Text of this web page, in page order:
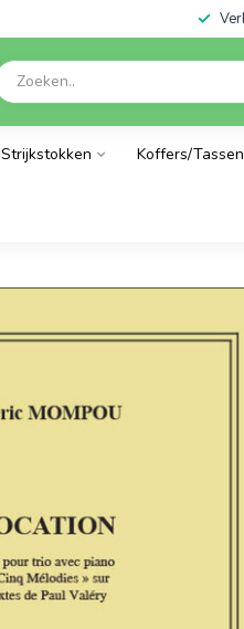
Strijkstokken Koffers/Tassen